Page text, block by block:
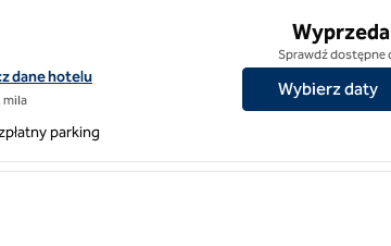
szczegóły hotelu Mary Budden Estate, SLH Hotel
dane hotelu
mila
Sprawdź dostępne
Wybierz daty
parking